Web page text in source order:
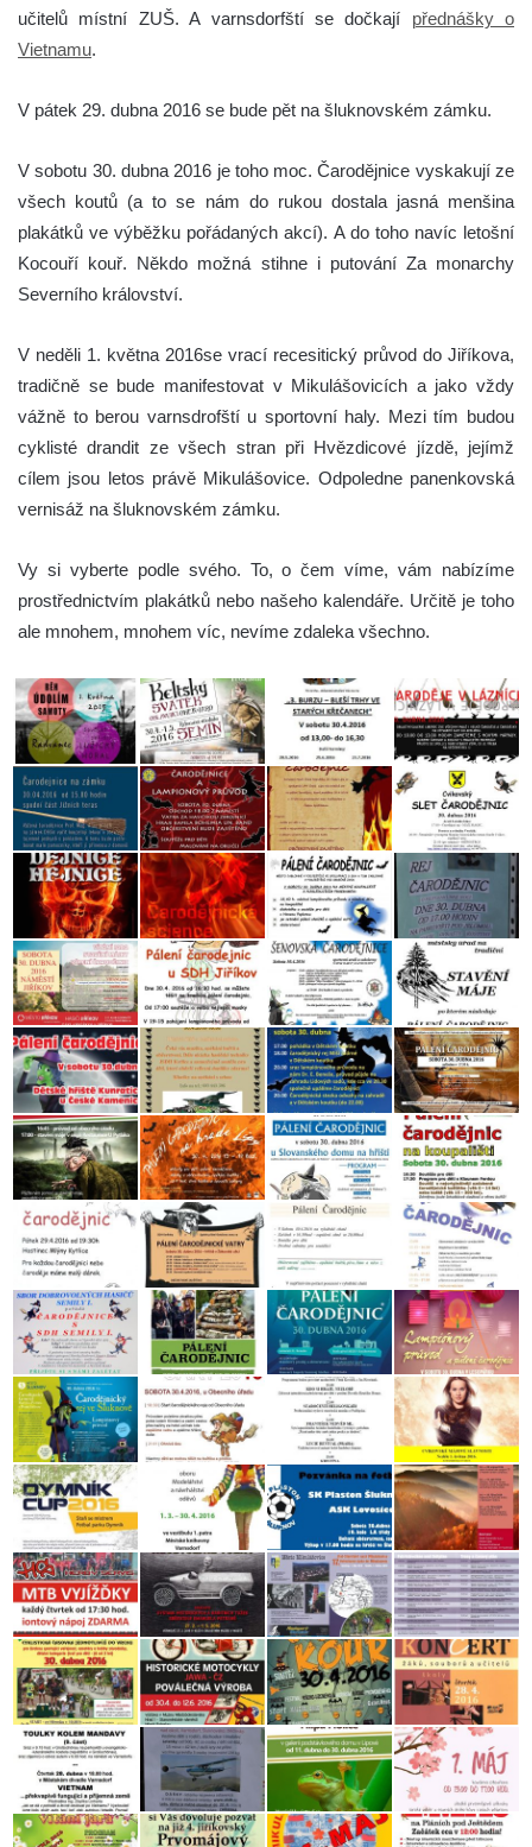
učitelů místní ZUŠ. A varnsdorfští se dočkají přednášky o
Vietnamu.
V pátek 29. dubna 2016 se bude pět na šluknovském zámku.
V sobotu 30. dubna 2016 je toho moc. Čarodějnice vyskakují ze
všech koutů (a to se nám do rukou dostala jasná menšina
plakátků ve výběžku pořádaných akcí). A do toho navíc letošní
Kocouří kouř. Někdo možná stihne i putování Za monarchy
Severního království.
V neděli 1. května 2016se vrací recesitický průvod do Jiříkova,
tradičně se bude manifestovat v Mikulášovicích a jako vždy
vážně to berou varnsdrofští u sportovní haly. Mezi tím budou
cyklisté drandit ze všech stran při Hvězdicové jízdě, jejímž
cílem jsou letos právě Mikulášovice. Odpoledne panenkovská
vernisáž na šluknovském zámku.
Vy si vyberte podle svého. To, o čem víme, vám nabízíme
prostřednictvím plakátků nebo našeho kalendáře. Určitě je toho
ale mnohem, mnohem víc, nevíme zdaleka všechno.